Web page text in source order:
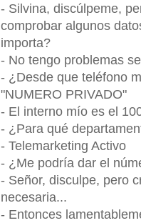
- Silvina, discúlpeme,
comprobar algunos
importa?
- No tengo problemas
- ¿Desde que teléfono
"NUMERO PRIVADO"
- El interno mío es el
- ¿Para qué
- Telemarketing Activo
- ¿Me podría dar el
- Señor, disculpe, pero
necesaria...
- Entonces